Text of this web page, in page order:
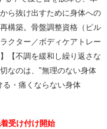
ら抜け出すために身体への
構築。 骨盤調整資格（ピル
クター／ボディケアトレー
【不調を緩和し繰り返さな
なのは、"無理のない身体
る・痛くならない身体
受け付け開始